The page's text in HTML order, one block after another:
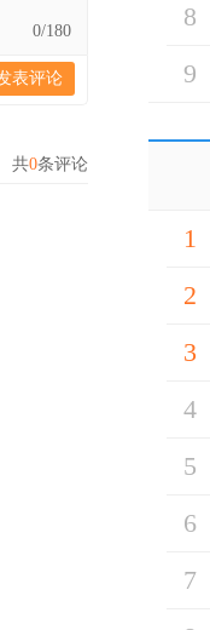
0/180
表评论
共0条评论
8
9
1
2
3
4
5
6
7